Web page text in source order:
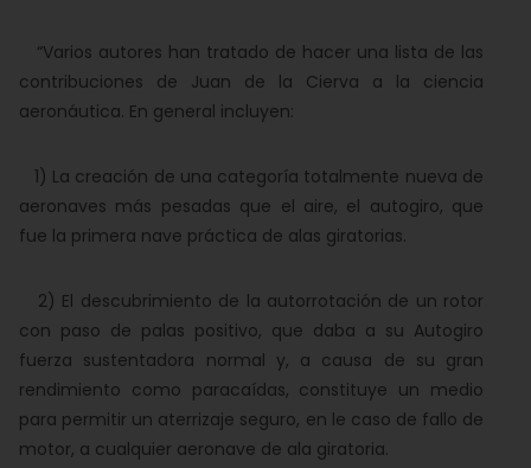
“Varios autores han tratado de hacer una lista de las
contribuciones de Juan de la Cierva a la ciencia
aeronáutica. En general incluyen:
1) La creación de una categoría totalmente nueva de
aeronaves más pesadas que el aire, el autogiro, que
fue la primera nave práctica de alas giratorias.
2) El descubrimiento de la autorrotación de un rotor
con paso de palas positivo, que daba a su Autogiro
fuerza sustentadora normal y, a causa de su gran
rendimiento como paracaídas, constituye un medio
para permitir un aterrizaje seguro, en le caso de fallo de
motor, a cualquier aeronave de ala giratoria.